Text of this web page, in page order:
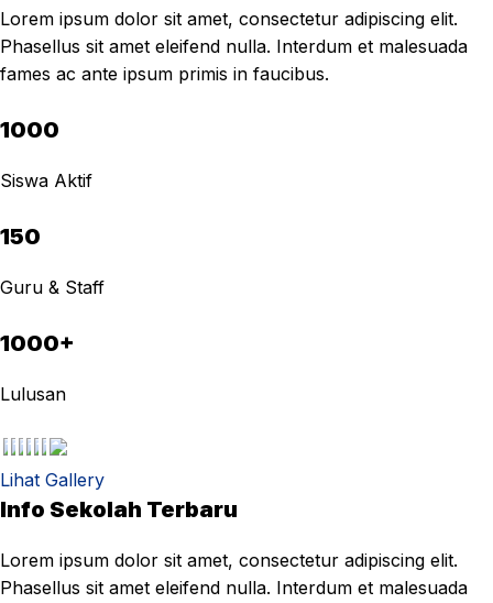
Lorem ipsum dolor sit amet, consectetur adipiscing elit.
Phasellus sit amet eleifend nulla. Interdum et malesuada
fames ac ante ipsum primis in faucibus.
1000
Siswa Aktif
150
Guru & Staff
1000+
Lulusan
Lihat Gallery
Info Sekolah Terbaru
Lorem ipsum dolor sit amet, consectetur adipiscing elit.
Phasellus sit amet eleifend nulla. Interdum et malesuada